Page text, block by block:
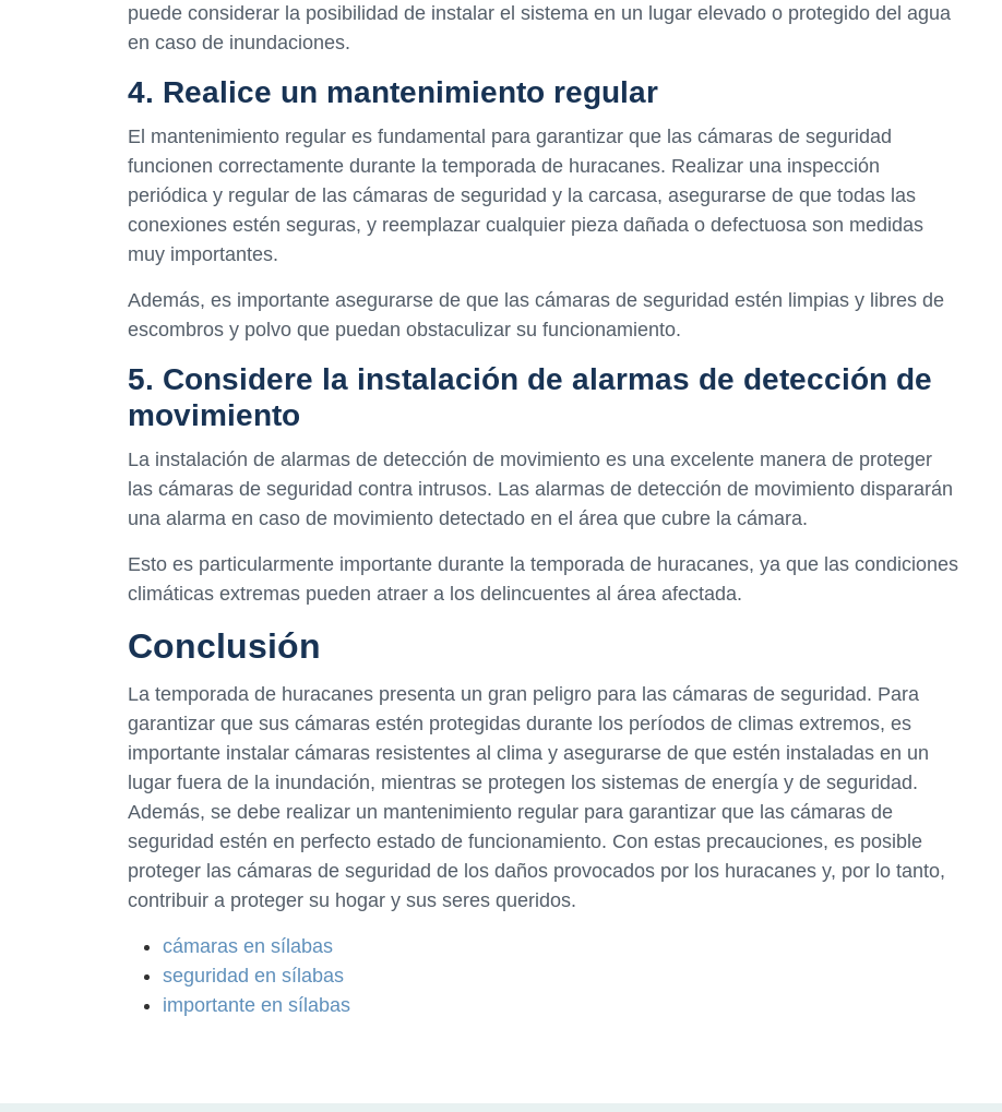
puede considerar la posibilidad de instalar el sistema en un lugar elevado o protegido del agua
en caso de inundaciones.
4. Realice un mantenimiento regular
El mantenimiento regular es fundamental para garantizar que las cámaras de seguridad
funcionen correctamente durante la temporada de huracanes. Realizar una inspección
periódica y regular de las cámaras de seguridad y la carcasa, asegurarse de que todas las
conexiones estén seguras, y reemplazar cualquier pieza dañada o defectuosa son medidas
muy importantes.
Además, es importante asegurarse de que las cámaras de seguridad estén limpias y libres de
escombros y polvo que puedan obstaculizar su funcionamiento.
5. Considere la instalación de alarmas de detección de
movimiento
La instalación de alarmas de detección de movimiento es una excelente manera de proteger
las cámaras de seguridad contra intrusos. Las alarmas de detección de movimiento dispararán
una alarma en caso de movimiento detectado en el área que cubre la cámara.
Esto es particularmente importante durante la temporada de huracanes, ya que las condiciones
climáticas extremas pueden atraer a los delincuentes al área afectada.
Conclusión
La temporada de huracanes presenta un gran peligro para las cámaras de seguridad. Para
garantizar que sus cámaras estén protegidas durante los períodos de climas extremos, es
importante instalar cámaras resistentes al clima y asegurarse de que estén instaladas en un
lugar fuera de la inundación, mientras se protegen los sistemas de energía y de seguridad.
Además, se debe realizar un mantenimiento regular para garantizar que las cámaras de
seguridad estén en perfecto estado de funcionamiento. Con estas precauciones, es posible
proteger las cámaras de seguridad de los daños provocados por los huracanes y, por lo tanto,
contribuir a proteger su hogar y sus seres queridos.
cámaras en sílabas
seguridad en sílabas
importante en sílabas